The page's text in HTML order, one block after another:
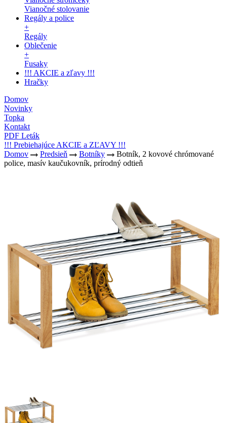
Vianočné stolovanie
Regály a police
+
Regály
Oblečenie
+
Fusaky
!!! AKCIE a zľavy !!!
Hračky
Domov
Novinky
Topka
Kontakt
PDF Leták
!!! Prebiehajúce AKCIE a ZĽAVY !!!
Domov
Predsieň Botníky
Botník, 2 kovové chrómované
police, masív kaučukovník, prírodný odtieň